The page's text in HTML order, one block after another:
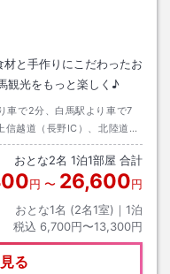
と手作りにこだわったお
観光をもっと楽しく♪
車で2分、白馬駅より車で7
信越道（長野IC）、北陸道
、白馬駅より送迎あり（要
おとな2名 1泊1部屋 合計
円 〜 26,600円
おとな1名 (2名1室)｜ 1泊
税込 6,700円〜13,300円
る